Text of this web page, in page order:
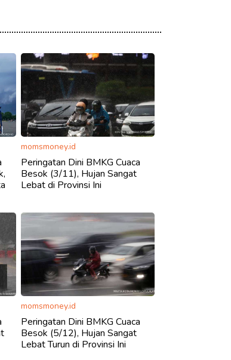
momsmoney.id
Peringatan Dini BMKG Cuaca
Besok (3/11), Hujan Sangat
Lebat di Provinsi Ini
momsmoney.id
Peringatan Dini BMKG Cuaca
Besok (5/12), Hujan Sangat
Lebat Turun di Provinsi Ini